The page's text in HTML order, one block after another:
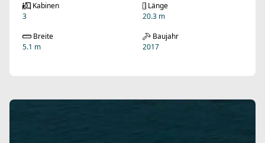
Kabinen
3
Länge
20.3 m
Breite
5.1 m
Baujahr
2017